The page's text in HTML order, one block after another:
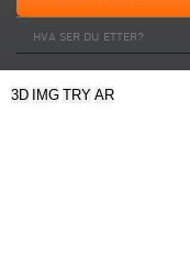
3D IMG TRY AR